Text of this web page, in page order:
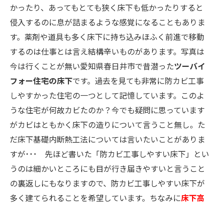
かったり、あってもとても狭く床下も低かったりすると
侵入するのに息が詰まるような感覚になることもありま
す。薬剤や道具も多く床下に持ち込みほふく前進で移動
するのは仕事とは言え結構辛いものがあります。写真は
今は行くことが無い愛知県春日井市で昔潜ったツーバイ
フォー住宅の床下です。過去を見ても非常に防カビ工事
しやすかった住宅の一つとして記憶しています。このよ
うな住宅が何故カビたのか？今でも疑問に思っています
がカビはともかく床下の造りについて言うこと無し。た
だ床下基礎内断熱工法については言いたいことがありま
すが･･･ 先ほど書いた「防カビ工事しやすい床下」とい
うのは細かいところにも目が行き届きやすいと言うこと
の裏返しにもなりますので、防カビ工事しやすい床下が
多く建てられることを希望しています。ちなみに床下高